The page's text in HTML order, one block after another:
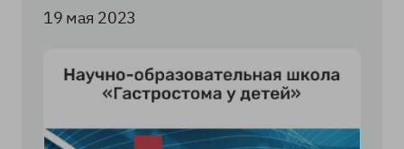
19 мая 2023